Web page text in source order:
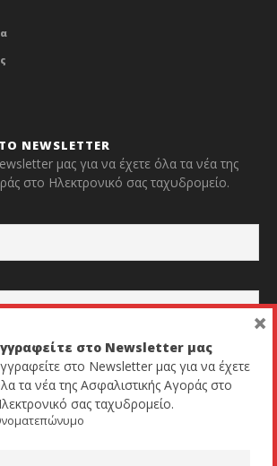
NEWSLETTER
μας για να έχετε όλα τα νέα της
στο Ηλεκτρονικό σας ταχυδρομείο.
στο Newsletter μας
στο Newsletter μας για να έχετε
τα νέα της Ασφαλιστικής Αγοράς στο
σας ταχυδρομείο.
×